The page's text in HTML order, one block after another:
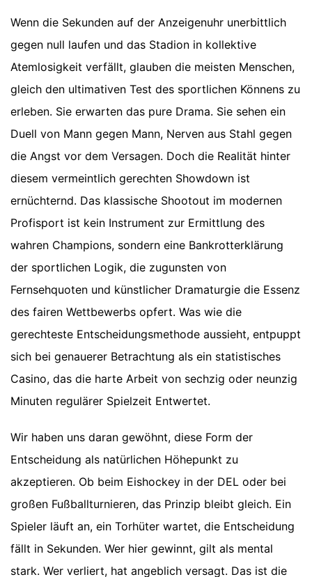
Wenn die Sekunden auf der Anzeigenuhr unerbittlich
gegen null laufen und das Stadion in kollektive
Atemlosigkeit verfällt, glauben die meisten Menschen,
gleich den ultimativen Test des sportlichen Könnens zu
erleben. Sie erwarten das pure Drama. Sie sehen ein
Duell von Mann gegen Mann, Nerven aus Stahl gegen
die Angst vor dem Versagen. Doch die Realität hinter
diesem vermeintlich gerechten Showdown ist
ernüchternd. Das klassische Shootout im modernen
Profisport ist kein Instrument zur Ermittlung des
wahren Champions, sondern eine Bankrotterklärung
der sportlichen Logik, die zugunsten von
Fernsehquoten und künstlicher Dramaturgie die Essenz
des fairen Wettbewerbs opfert. Was wie die
gerechteste Entscheidungsmethode aussieht, entpuppt
sich bei genauerer Betrachtung als ein statistisches
Casino, das die harte Arbeit von sechzig oder neunzig
Minuten regulärer Spielzeit Entwertet.
Wir haben uns daran gewöhnt, diese Form der
Entscheidung als natürlichen Höhepunkt zu
akzeptieren. Ob beim Eishockey in der DEL oder bei
großen Fußballturnieren, das Prinzip bleibt gleich. Ein
Spieler läuft an, ein Torhüter wartet, die Entscheidung
fällt in Sekunden. Wer hier gewinnt, gilt als mental
stark. Wer verliert, hat angeblich versagt. Das ist die